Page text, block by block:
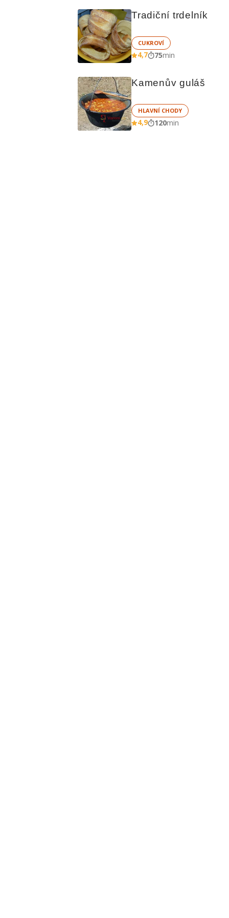
Tradiční trdelník
CUKROVÍ
4,7 75min
Kamenův guláš
HLAVNÍ CHODY
4,9 120min